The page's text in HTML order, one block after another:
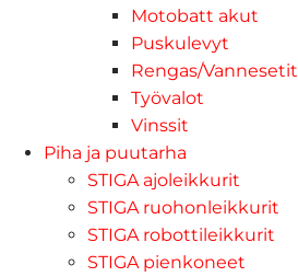
Motobatt akut
Puskulevyt
Rengas/Vannesetit
Työvalot
Vinssit
Piha ja puutarha
STIGA ajoleikkurit
STIGA ruohonleikkurit
STIGA robottileikkurit
STIGA pienkoneet